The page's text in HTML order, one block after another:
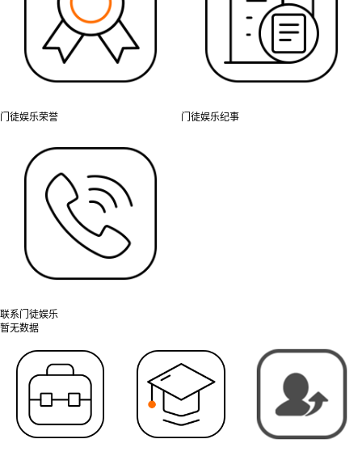
门徒娱乐荣誉 门徒娱乐纪事
联系门徒娱乐
暂无数据